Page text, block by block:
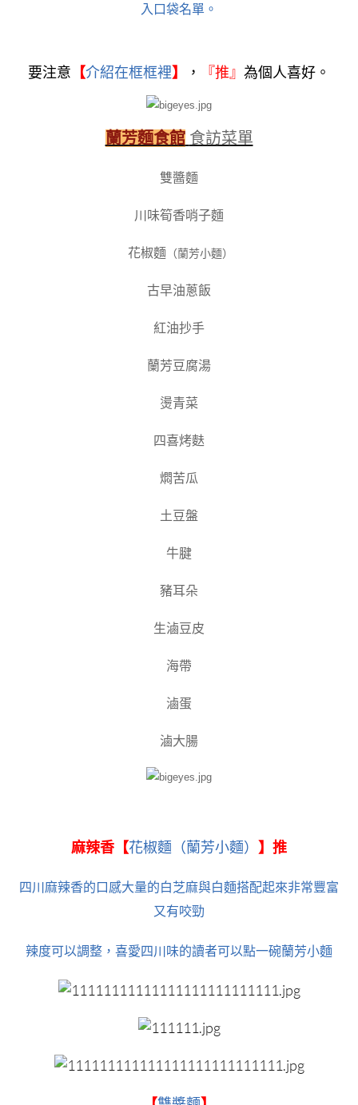
入口袋名單。
要注意 【介紹在框框裡】 ， 『 推』 為個人喜好。
蘭芳麵食館 食訪菜單
雙醬麵
川味筍香哨子麵
花椒麵 （蘭芳小麵）
古早油蔥飯
紅油抄手
蘭芳豆腐湯
燙青菜
四喜烤麩
燜苦瓜
土豆盤
牛腱
豬耳朵
生滷豆皮
海帶
滷蛋
滷大腸
麻辣香【花椒麵（蘭芳小麵） 】推
四川麻辣香的口感大量的白芝麻與白麵搭配起來非常豐富
又有咬勁
辣度可以調整，喜愛四川味的讀者可以點一碗蘭芳小麵